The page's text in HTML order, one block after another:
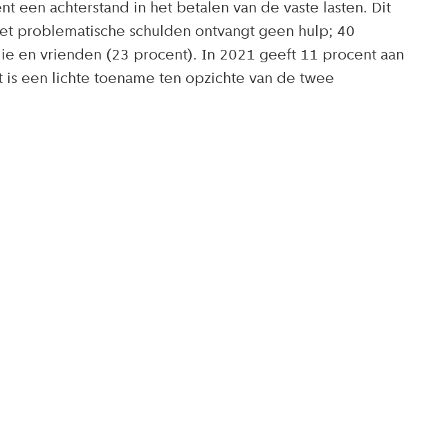
een achterstand in het betalen van de vaste lasten. Dit
problematische schulden ontvangt geen hulp; 40
en vrienden (23 procent). In 2021 geeft 11 procent aan
een lichte toename ten opzichte van de twee